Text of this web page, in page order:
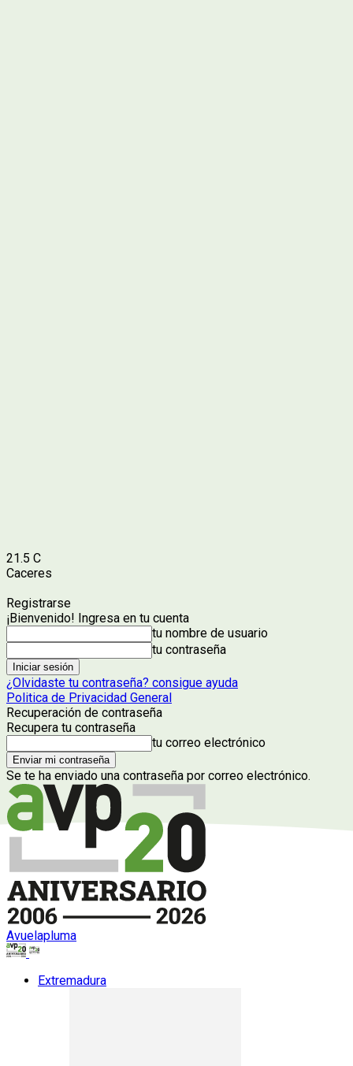
21.5 C
Caceres
Registrarse
¡Bienvenido! Ingresa en tu cuenta
tu nombre de usuario
tu contraseña
¿Olvidaste tu contraseña? consigue ayuda
Politica de Privacidad General
Recuperación de contraseña
Recupera tu contraseña
tu correo electrónico
Se te ha enviado una contraseña por correo electrónico.
Avuelapluma
Extremadura